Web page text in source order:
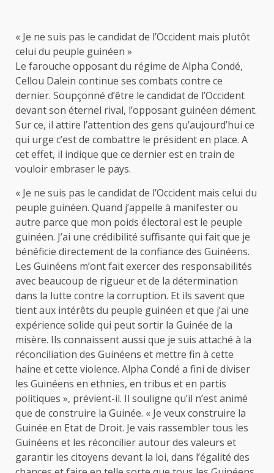
« Je ne suis pas le candidat de l’Occident mais plutôt
celui du peuple guinéen »
Le farouche opposant du régime de Alpha Condé,
Cellou Dalein continue ses combats contre ce
dernier. Soupçonné d’être le candidat de l’Occident
devant son éternel rival, l’opposant guinéen dément.
Sur ce, il attire l’attention des gens qu’aujourd’hui ce
qui urge c’est de combattre le président en place. A
cet effet, il indique que ce dernier est en train de
vouloir embraser le pays.
« Je ne suis pas le candidat de l’Occident mais celui du
peuple guinéen. Quand j’appelle à manifester ou
autre parce que mon poids électoral est le peuple
guinéen. J’ai une crédibilité suffisante qui fait que je
bénéficie directement de la confiance des Guinéens.
Les Guinéens m’ont fait exercer des responsabilités
avec beaucoup de rigueur et de la détermination
dans la lutte contre la corruption. Et ils savent que
tient aux intérêts du peuple guinéen et que j’ai une
expérience solide qui peut sortir la Guinée de la
misère. Ils connaissent aussi que je suis attaché à la
réconciliation des Guinéens et mettre fin à cette
haine et cette violence. Alpha Condé a fini de diviser
les Guinéens en ethnies, en tribus et en partis
politiques », prévient-il. Il souligne qu’il n’est animé
que de construire la Guinée. « Je veux construire la
Guinée en Etat de Droit. Je vais rassembler tous les
Guinéens et les réconcilier autour des valeurs et
garantir les citoyens devant la loi, dans l’égalité des